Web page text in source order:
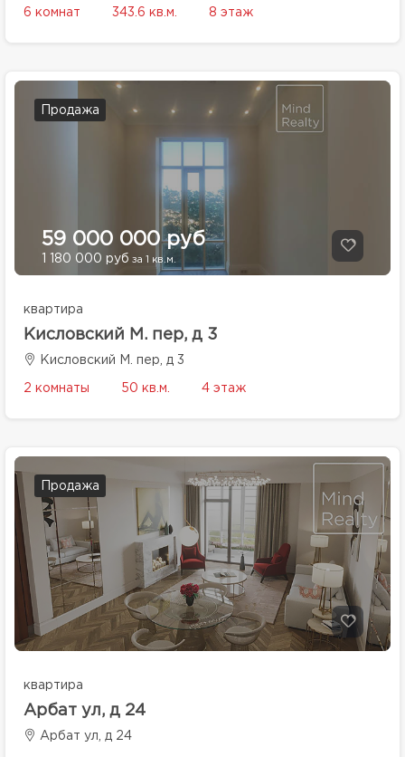
6 комнат 343.6 кв.м. 8 этаж
Продажа
59 000 000 руб
1 180 000 руб за 1 кв.м.
квартира
Кисловский М. пер, д 3
Кисловский М. пер, д 3
2 комнаты 50 кв.м. 4 этаж
Продажа
квартира
Арбат ул, д 24
Арбат ул, д 24